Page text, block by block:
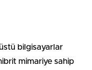
bilgisayarlar
mimariye sahip